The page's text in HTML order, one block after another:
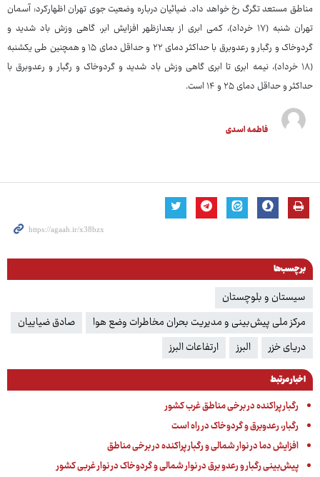
مناطق مستعد تگرگ رخ خواهد داد. ضیائیان درباره وضعیت جوی تهران اظهارکرد: آسمان
تهران شنبه (۱۷ خرداد)، کمی ابری از بعدازظهر افزایش ابر، گاهی وزش باد شدید و
گردوخاک و رگبار و رعدوبرق با حداکثر دمای ۲۲ و حداقل دمای ۱۵ و همچنین طی یکشنبه
(۱۸ خرداد)، نیمه ابری تا ابری گاهی وزش باد شدید و گردوخاک و رگبار و رعدوبرق با
حداکثر و حداقل دمای ۲۵ و ۱۴ است.
فاطمه اسدی
برچسب‌ها
سیستان و بلوچستان
مرکز ملی پیش‌بینی و مدیریت بحران مخاطرات وضع هوا
صادق ضیاییان
دریای خزر
البرز ارتفاعات البرز
اخبار مرتبط
رگبار پراکنده در برخی مناطق غرب کشور
رگبار، رعدوبرق و گردوخاک در راه است
افزایش دما در نوار شمالی و رگبار پراکنده در برخی مناطق
پیش‌بینی رگبار و رعدو برق در نوار شمالی و گردوخاک در نوار غربی کشور